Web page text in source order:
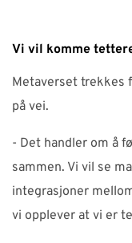
Vi vil komme
Metaverset trekkes
på vei.
- Det handler om å
sammen. Vi vil se
integrasjoner
vi opplever at vi er